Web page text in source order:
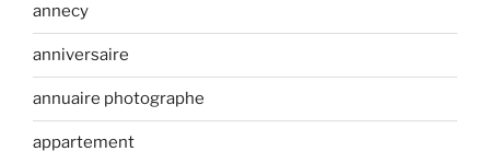
annecy
anniversaire
annuaire photographe
appartement